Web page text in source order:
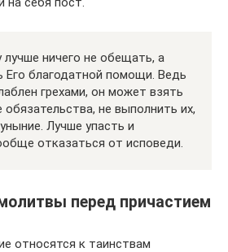
ничего не обещать, а
Его благодатной помощи. Ведь
грехами, он может взять
не выполнить их,
Лучше упасть и
отказаться от исповеди.
перед причастием
относятся к таинствам